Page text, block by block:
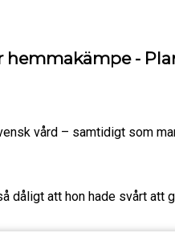
hemmakämpe -
vård – samtidigt som
dåligt att hon hade svårt